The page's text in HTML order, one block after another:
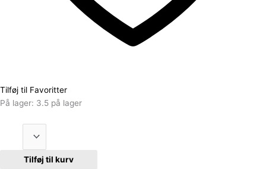
Tilføj til Favoritter
På lager: 3.5 på lager
Tilføj til kurv